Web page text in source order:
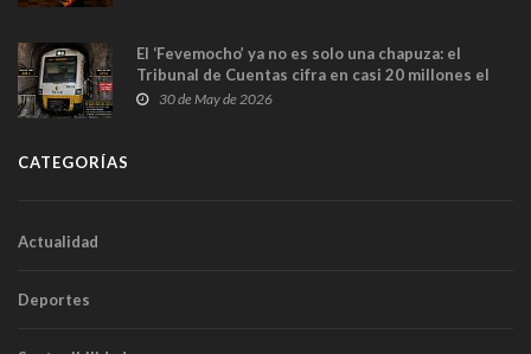
El ‘Fevemocho’ ya no es solo una chapuza: el
Tribunal de Cuentas cifra en casi 20 millones el
sobrecoste de los trenes que no cabían por los
30 de May de 2026
CATEGORÍAS
Actualidad
Deportes